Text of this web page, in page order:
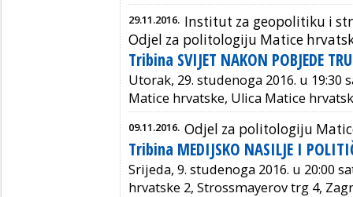
29.11.2016. Institut za geopolitiku i
Odjel za politologiju Matice
Tribina SVIJET NAKON POBJEDE
Utorak, 29. studenoga 2016. u 19:30
Matice hrvatske, Ulica Matice
09.11.2016. Odjel za politologiju
Tribina MEDIJSKO NASILJE I
Srijeda, 9. studenoga 2016. u 20:00
hrvatske 2, Strossmayerov trg 4,